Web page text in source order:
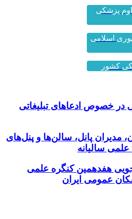
پزشکی
اسلامی
کشور
در خصوص ادعاهای تبلیغاتی
مدیران پانل، سالن‌ها و پنل‌های
سالیانه
هفدهمین کنگره علمی
عمومی ایران